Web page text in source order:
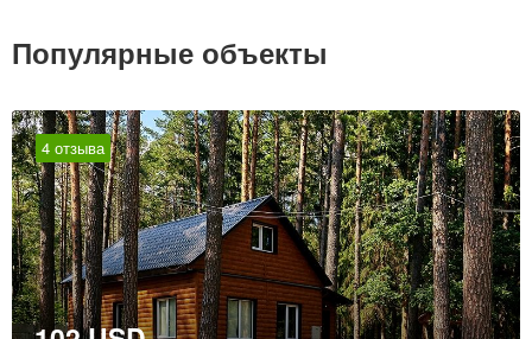
Популярные объекты
4 отзыва